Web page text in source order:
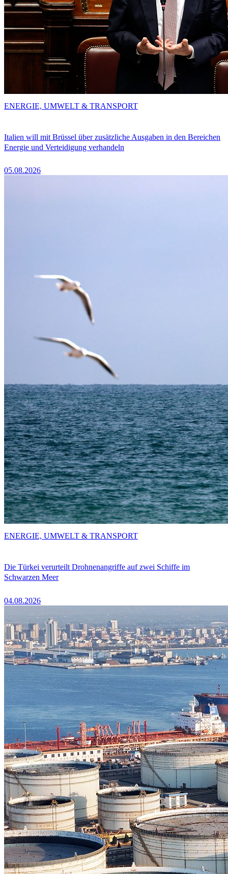
Italien will mit Brüssel über zusätzliche Ausgaben in den Bereichen
Energie und Verteidigung verhandeln
05.08.2026
ENERGIE, UMWELT & TRANSPORT
Die Türkei verurteilt Drohnenangriffe auf zwei Schiffe im
Schwarzen Meer
04.08.2026
ENERGIE, UMWELT & TRANSPORT